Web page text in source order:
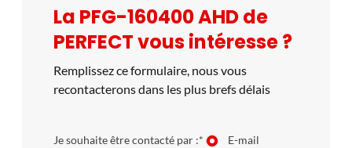
en œuvre inégalée. De plus, retrouvez toutes les
caractéristiques de machine de rectification sur le site
constructeur :
https://www.perfectmachine.com.tw/
https://start40.com/
La PFG-160400 AHD de
PERFECT vous intéresse ?
Remplissez ce formulaire, nous vous
recontacterons dans les plus brefs délais
Je souhaite être contacté par :*
E-mail